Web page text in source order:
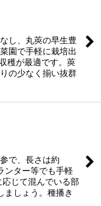
し、丸莢の早生豊
園で手軽に栽培出
穫が最適です。莢
の少なく揃い抜群
で、長さは約
ンター等でも手軽
じて混んでいる部
ましょう。種播き